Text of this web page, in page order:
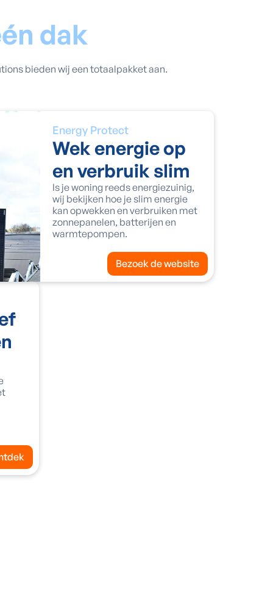
dak
bieden wij een totaalpakket aan.
Energy Protect
Wek energie op
en verbruik slim
Is je woning reeds energiezuinig,
wij bekijken hoe je slim energie
kan opwekken en verbruiken met
zonnepanelen, batterijen en
warmtepompen.
Bezoek de website